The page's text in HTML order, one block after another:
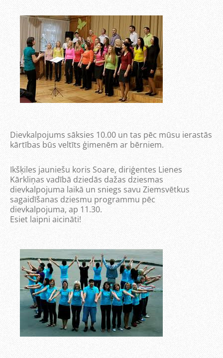
Dievkalpojums sāksies 10.00 un tas pēc mūsu ierastās
kārtības būs veltīts ģimenēm ar bērniem.
Ikšķiles jauniešu koris Soare, diriģentes Lienes
Kārkliņas vadībā dziedās dažas dziesmas
dievkalpojuma laikā un sniegs savu Ziemsvētkus
sagaidīšanas dziesmu programmu pēc
dievkalpojuma, ap 11.30.
Esiet laipni aicināti!